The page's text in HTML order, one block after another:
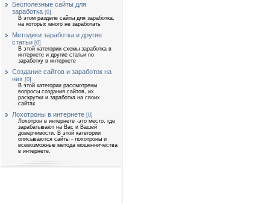
Бесполезные сайты для
заработка [0]
В этом разделе сайты для заработка,
на которых много не заработать
Методики заработка и другие
статьи [0]
В этой категории схемы заработка в
интернете и другие статьи по
заработку в интернете
Создание сайтов и заработок на
них [0]
В этой категории рассмотрены
вопросы создания сайтов, их
раскрутки и заработка на своих
сайтах
Лохотроны в интернете [0]
Лохотрон в интернете -это место, где
зарабатывают на Вас и Вашей
доверчивости. В этой категории
описываются сайты - лохотроны и
всевозможные метода мошенничества
в интернете.